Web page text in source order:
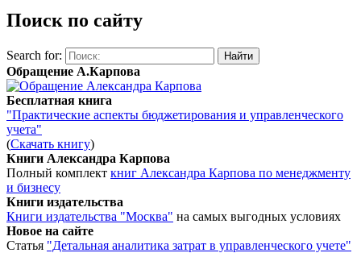
Поиск по сайту
Search for:
Обращение А.Карпова
Бесплатная книга
"Практические аспекты бюджетирования и управленческого
учета"
(Скачать книгу)
Книги Александра Карпова
Полный комплект книг Александра Карпова по менеджменту
и бизнесу
Книги издательства
Книги издательства "Москва" на самых выгодных условиях
Новое на сайте
Статья "Детальная аналитика затрат в управленческого учете"